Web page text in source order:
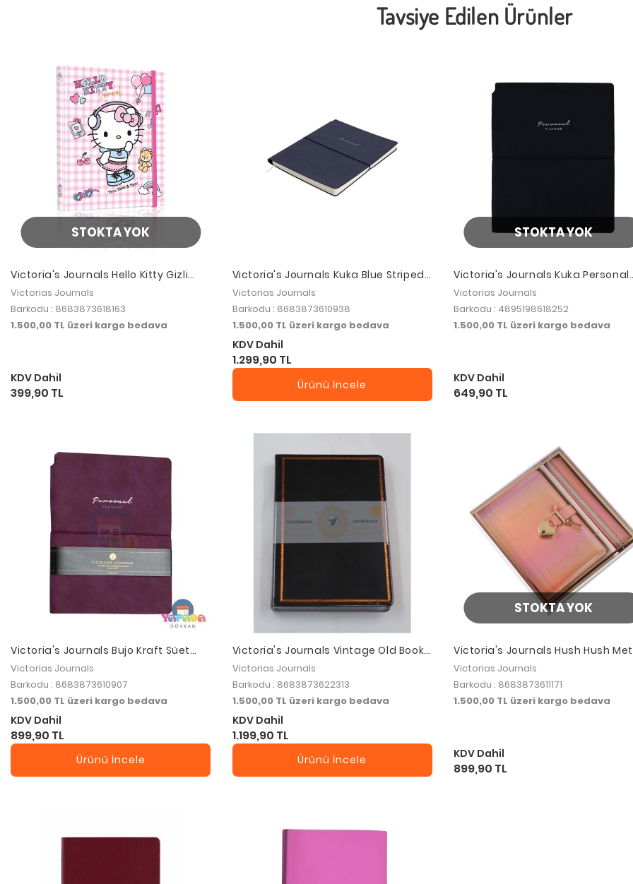
Tavsiye Edilen Ürünler
STOKTA YOK
Victoria's Journals Hello Kitty Gizli
Spiralli Günlük Journal 17x24 cm
Victorias Journals
Barkodu : 8683873618163
1.500,00 TL üzeri kargo bedava
KDV Dahil
399,90 TL
Victoria's Journals Kuka Blue Striped
Vegan Leather Flexible Cover and
Elastic 19X25 cm Kahve
Victorias Journals
Barkodu : 8683873610938
1.500,00 TL üzeri kargo bedava
KDV Dahil
1.299,90 TL
Ürünü İncele
STOKTA YOK
Victoria's Journals Kuka Personal
Planner Defter 19x25 80 gr. 96 yp.
Çizgili Siyah
Victorias Journals
Barkodu : 4895198618252
1.500,00 TL üzeri kargo bedava
KDV Dahil
649,90 TL
Victoria's Journals Bujo Kraft Süet
Defter Süet 96 Yaprak
Victorias Journals
Barkodu : 8683873610907
1.500,00 TL üzeri kargo bedava
KDV Dahil
899,90 TL
Ürünü İncele
Victoria's Journals Vintage Old Book
Defter 160 Yp
Victorias Journals
Barkodu : 8683873622313
1.500,00 TL üzeri kargo bedava
KDV Dahil
1.199,90 TL
Ürünü İncele
STOKTA YOK
Victoria's Journals Hush Hush
Kilitli Defter 13x18 cm 160 yp. +
Kutusu - Füme
Victorias Journals
Barkodu : 8683873611171
1.500,00 TL üzeri kargo bedava
KDV Dahil
899,90 TL